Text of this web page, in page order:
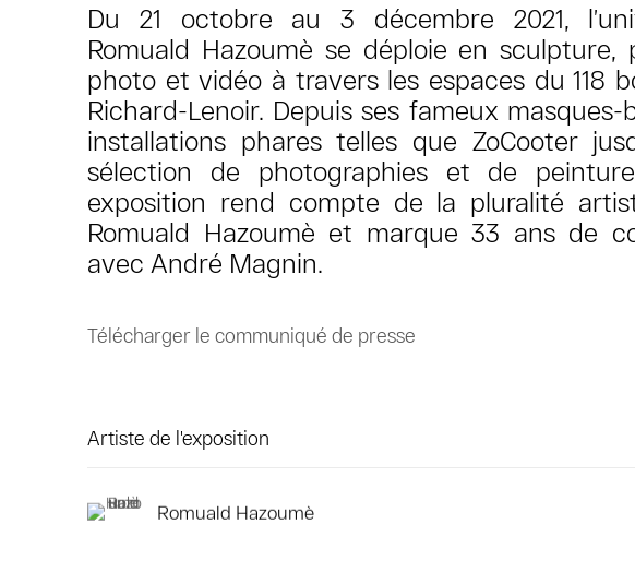
Du 21 octobre au 3 décembre 2021,
Romuald Hazoumè se déploie en sculpture,
photo et vidéo à travers les espaces du 118
Richard-Lenoir. Depuis ses fameux masques-
installations phares telles que ZoCooter
sélection de photographies et de
exposition rend compte de la pluralité
Romuald Hazoumè et marque 33 ans de
avec André Magnin.
Télécharger le communiqué de presse
Artiste de l'exposition
Romuald Hazoumè